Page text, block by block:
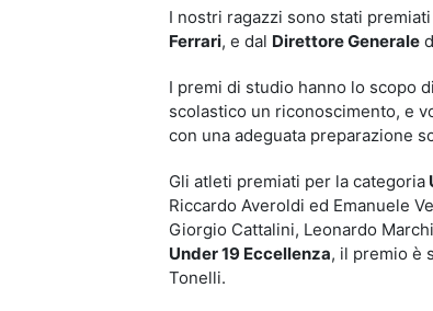
I nostri ragazzi sono stati premiati
Ferrari, e dal Direttore Generale
I premi di studio hanno lo scopo
scolastico un riconoscimento, e
con una adeguata preparazione
Gli atleti premiati per la categoria
Riccardo Averoldi ed Emanuele
Giorgio Cattalini, Leonardo
Under 19 Eccellenza, il premio è
Tonelli.